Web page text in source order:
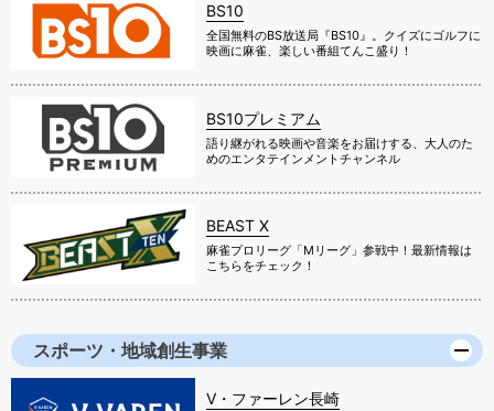
BS10
全国無料のBS放送局『BS10』。クイズにゴルフに
映画に麻雀、楽しい番組てんこ盛り！
BS10プレミアム
語り継がれる映画や音楽をお届けする、大人のた
めのエンタテインメントチャンネル
BEAST X
麻雀プロリーグ「Mリーグ」参戦中！最新情報は
こちらをチェック！
スポーツ・地域創生事業
V・ファーレン長崎